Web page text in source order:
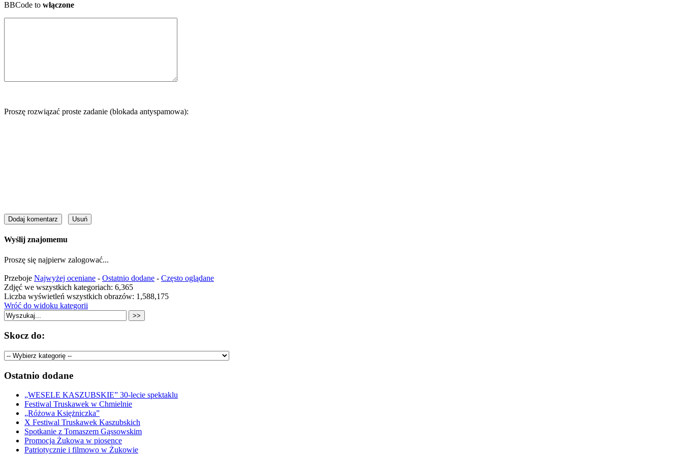
BBCode to włączone
Proszę rozwiązać proste zadanie (blokada antyspamowa):
Wyślij znajomemu
Proszę się najpierw zalogować...
Przeboje Najwyżej oceniane - Ostatnio dodane - Często oglądane
Zdjęć we wszystkich kategoriach: 6,365
Liczba wyświetleń wszystkich obrazów: 1,588,175
Wróć do widoku kategorii
Skocz do:
Ostatnio dodane
„WESELE KASZUBSKIE” 30-lecie spektaklu
Festiwal Truskawek w Chmielnie
„Różowa Księżniczka”
X Festiwal Truskawek Kaszubskich
Spotkanie z Tomaszem Gąssowskim
Promocja Żukowa w piosence
Patriotycznie i filmowo w Żukowie